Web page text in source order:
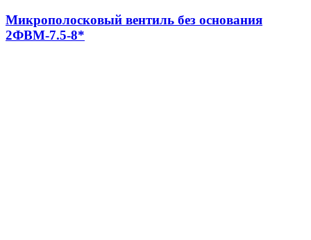
Микрополосковый вентиль без основания
2ФВМ-7.5-8*